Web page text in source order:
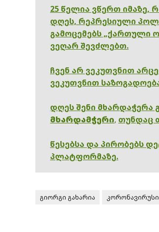
25 წელია ვწერთ იმაზე,
დღეს, რეპრესიული
გამოცემებს „ქართული
ვეღარ შევძლებთ.
ჩვენ არ ვეკუთვნით
ვეკუთვნით
დღეს შენი მხარდაჭერა
მხარდამჭერი, თუნდაც
წესებსა და პირობებს
პლატფორმაზე.
გიორგი გახარია კორონავირუსი